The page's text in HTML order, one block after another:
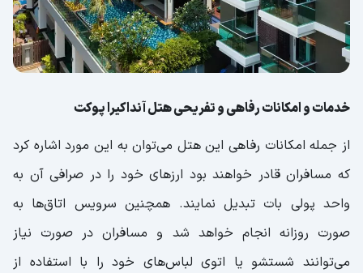
خدمات و امکانات رفاهی و تفریحی هتل آنداکیرا پوکت
از جمله امکانات رفاهی این هتل می‌توان به این مورد اشاره کرد
که مسافران قادر خواهند بود ارز‌های خود را در صرافی آن به
واحد پولی بات تبدیل نمایند. همچنین سرویس اتاق‌ها به
صورت روزانه انجام خواهد شد و مسافران در صورت نیاز
می‌توانند شستشو یا اتوی لباس‌های خود را با استفاده از